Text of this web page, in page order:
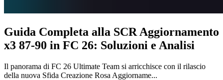
Guida Completa alla SCR Aggiornamento
x3 87-90 in FC 26: Soluzioni e Analisi
Il panorama di FC 26 Ultimate Team si arricchisce con il rilascio
della nuova Sfida Creazione Rosa Aggiorname...